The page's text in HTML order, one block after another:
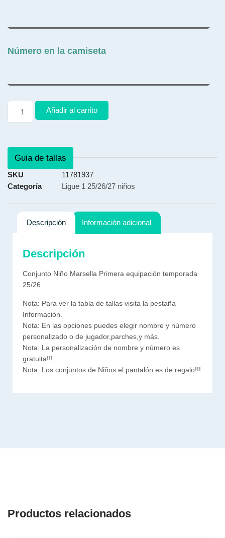
Número en la camiseta
Añadir al carrito
Guia de tallas
SKU
11781937
Categoría
Ligue 1 25/26/27 niños
Descripción Información adicional
Descripción
Conjunto Niño Marsella Primera equipación temporada
25/26
Nota: Para ver la tabla de tallas visita la pestaña
Información.
Nota: En las opciones puedes elegir nombre y número
personalizado o de jugador,parches,y más.
Nota: La personalización de nombre y número es
gratuita!!!
Nota: Los conjuntos de Niños el pantalón es de regalo!!!
Productos relacionados